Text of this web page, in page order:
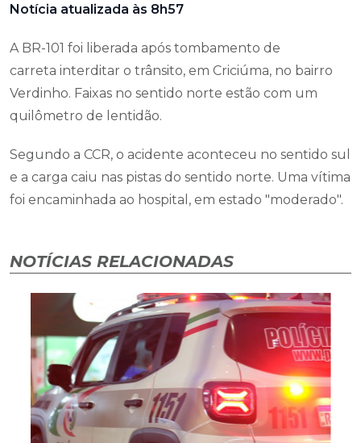
Notícia atualizada às 8h57
A BR-101 foi liberada após tombamento de
carreta interditar o trânsito, em Criciúma, no bairro
Verdinho. Faixas no sentido norte estão com um
quilômetro de lentidão.
Segundo a CCR, o acidente aconteceu no sentido sul
e a carga caiu nas pistas do sentido norte. Uma vítima
foi encaminhada ao hospital, em estado "moderado".
NOTÍCIAS RELACIONADAS